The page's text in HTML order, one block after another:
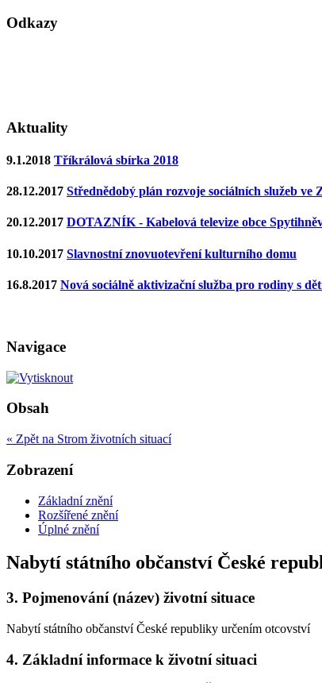
Odkazy
Aktuality
9.1.2018 Tříkrálová sbírka 2018
28.12.2017 Střednědobý plán rozvoje sociálních služeb ve
20.12.2017 DOTAZNÍK - Kabelová televize obce
10.10.2017 Slavnostní znovuotevření kulturního domu
16.8.2017 Nová sociálně aktivizační služba pro rodiny s
Navigace
Obsah
« Zpět na Strom životních situací
Zobrazení
Základní znění
Rozšířené znění
Úplné znění
Nabytí státního občanství České
3. Pojmenování (název) životní situace
Nabytí státního občanství České republiky určením otcovství
4. Základní informace k životní situaci